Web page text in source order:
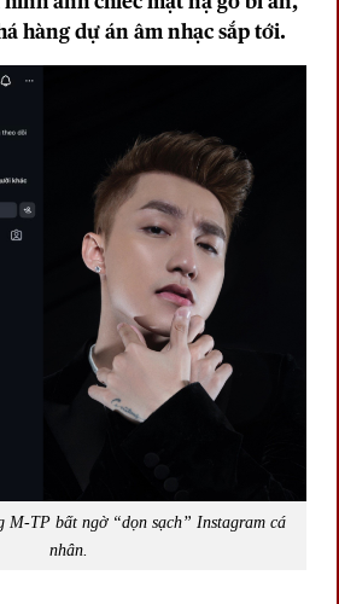
hàng dự án âm nhạc sắp tới.
ngờ “dọn sạch” Instagram cá
nhân.